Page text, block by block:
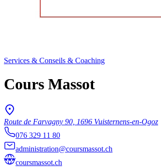
Services & Conseils & Coaching
Cours Massot
Route de Farvagny 90, 1696 Vuisternens-en-Ogoz
076 329 11 80
administration@coursmassot.ch
coursmassot.ch